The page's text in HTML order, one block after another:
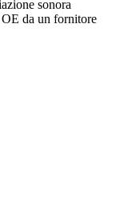
sonora
da un fornitore